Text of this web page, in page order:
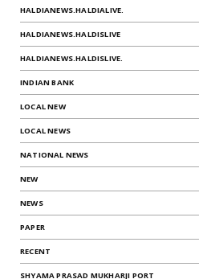
HALDIANEWS.HALDIALIVE.
HALDIANEWS.HALDISLIVE
HALDIANEWS.HALDISLIVE.
INDIAN BANK
LOCAL NEW
LOCAL NEWS
NATIONAL NEWS
NEW
NEWS
PAPER
RECENT
SHYAMA PRASAD MUKHARJI PORT